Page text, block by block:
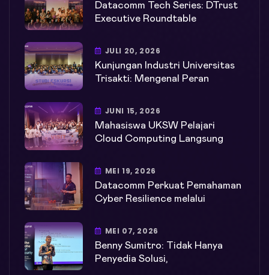
Datacomm Tech Series: DTrust
Executive Roundtable
JULI 20, 2026
Kunjungan Industri Universitas
Trisakti: Mengenal Peran
JUNI 15, 2026
Mahasiswa UKSW Pelajari
Cloud Computing Langsung
MEI 19, 2026
Datacomm Perkuat Pemahaman
Cyber Resilience melalui
MEI 07, 2026
Benny Sumitro: Tidak Hanya
Penyedia Solusi,